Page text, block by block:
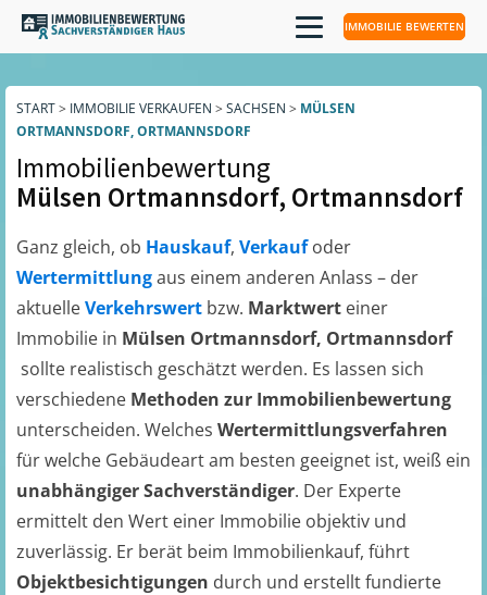
IMMOBILIE BEWERTEN
START> IMMOBILIE VERKAUFEN > SACHSEN > MÜLSEN
ORTMANNSDORF, ORTMANNSDORF
Immobilienbewertung
Mülsen Ortmannsdorf, Ortmannsdorf
Ganz gleich, ob Hauskauf, Verkaufoder
Wertermittlungaus einem anderen Anlass – der
aktuelleVerkehrswert bzw. Marktwert einer
Immobilie in Mülsen Ortmannsdorf, Ortmannsdorf
sollte realistisch geschätzt werden. Es lassen sich
verschiedene Methoden zur Immobilienbewertung
unterscheiden. Welches Wertermittlungsverfahren
für welche Gebäudeart am besten geeignet ist, weiß ein
unabhängiger Sachverständiger. Der Experte
ermittelt den Wert einer Immobilie objektiv und
zuverlässig. Er berät beim Immobilienkauf, führt
Objektbesichtigungen durch und erstellt fundierte